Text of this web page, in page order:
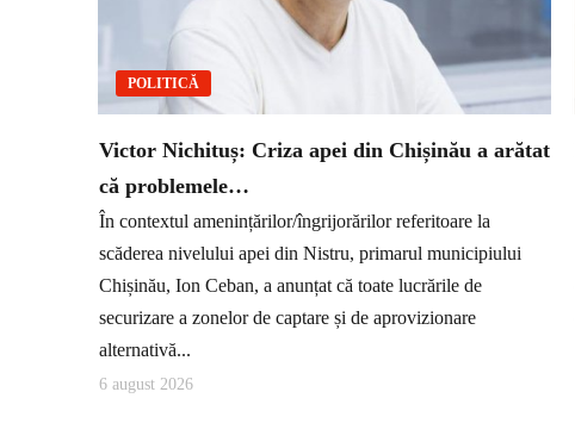
POLITICĂ
Victor Nichituș: Criza apei din Chișinău a arătat
că problemele…
În contextul amenințărilor/îngrijorărilor referitoare la
scăderea nivelului apei din Nistru, primarul municipiului
Chișinău, Ion Ceban, a anunțat că toate lucrările de
securizare a zonelor de captare și de aprovizionare
alternativă...
6 august 2026